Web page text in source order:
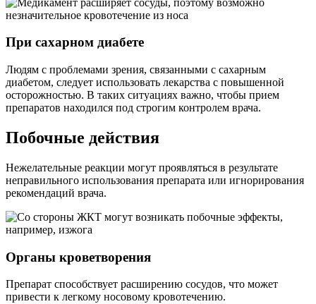
При сахарном диабете
Людям с проблемами зрения, связанными с сахарным
диабетом, следует использовать лекарства с повышенной
осторожностью. В таких ситуациях важно, чтобы прием
препаратов находился под строгим контролем врача.
Побочные действия
Нежелательные реакции могут проявляться в результате
неправильного использования препарата или игнорирования
рекомендаций врача.
Органы кроветворения
Препарат способствует расширению сосудов, что может
привести к легкому носовому кровотечению.